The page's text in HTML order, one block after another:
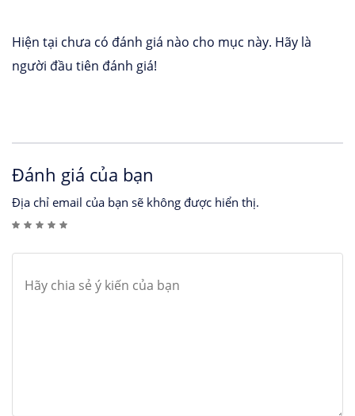
Hiện tại chưa có đánh giá nào cho mục này. Hãy là
người đầu tiên đánh giá!
Đánh giá của bạn
Địa chỉ email của bạn sẽ không được hiển thị.